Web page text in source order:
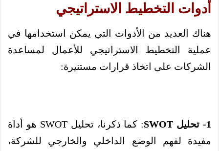
أدوات التخطيط الاستراتيجي
هناك العديد من الأدوات التي يمكن استخدامها في
عملية التخطيط الاستراتيجي للأعمال لمساعدة
الشركات على اتخاذ قرارات مستنيرة:
1- تحليل SWOT
: كما ذكرنا، تحليل SWOT هو أداة
مفيدة لفهم الوضع الداخلي والخارجي للشركة،